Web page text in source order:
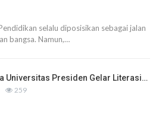
selalu diposisikan sebagai jalan
bangsa. Namun,…
Universitas Presiden Gelar Literasi…
259